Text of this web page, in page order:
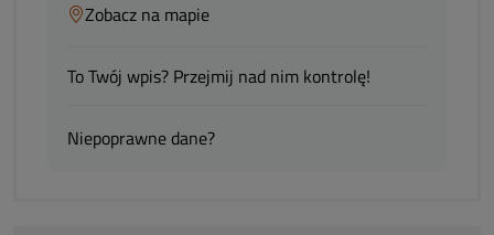
Zobacz na mapie
To Twój wpis? Przejmij nad nim kontrolę!
Niepoprawne dane?